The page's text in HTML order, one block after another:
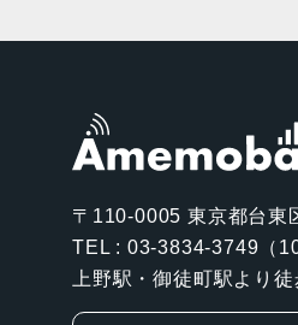
〒110-0005 東京都台東
TEL : 03-3834-3749（
上野駅・御徒町駅より